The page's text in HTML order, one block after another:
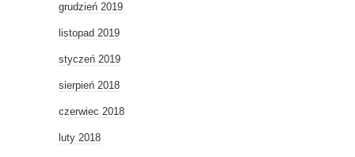
grudzień 2019
listopad 2019
styczeń 2019
sierpień 2018
czerwiec 2018
luty 2018